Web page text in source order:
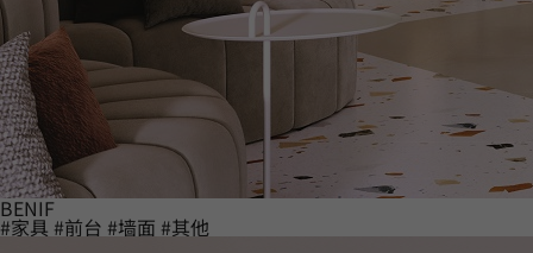
BENIF
#家具 #前台 #墙面 #其他